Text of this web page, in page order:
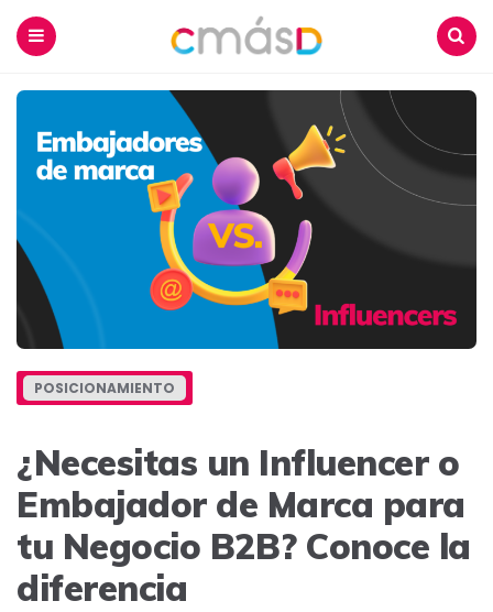
POSICIONAMIENTO
¿Necesitas un Influencer o
Embajador de Marca para
tu Negocio B2B? Conoce la
diferencia